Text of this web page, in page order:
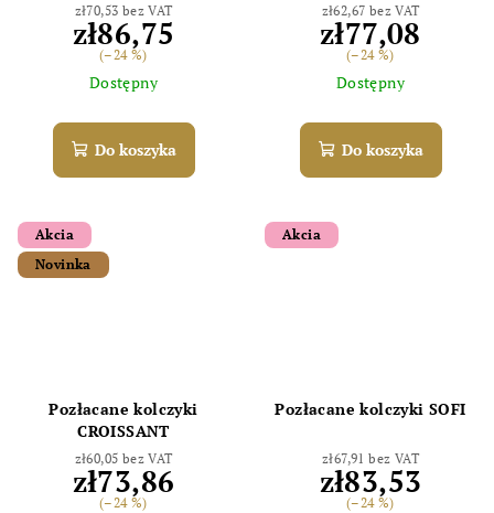
zł70,53 bez VAT
zł86,75
(–24 %)
Dostępny
Do koszyka
zł62,67 bez VAT
zł77,08
(–24 %)
Dostępny
Do koszyka
Akcia
Novinka
Pozłacane kolczyki
CROISSANT
zł60,05 bez VAT
zł73,86
(–24 %)
Akcia
Pozłacane kolczyki SOFI
zł67,91 bez VAT
zł83,53
(–24 %)